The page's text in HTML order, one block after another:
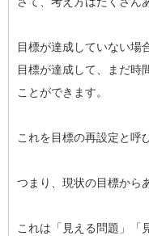
目標が達成していない場
目標が達成して、まだ時
ことができます。
これを目標の再設定と呼
つまり、現状の目標から
これは「見える問題」「